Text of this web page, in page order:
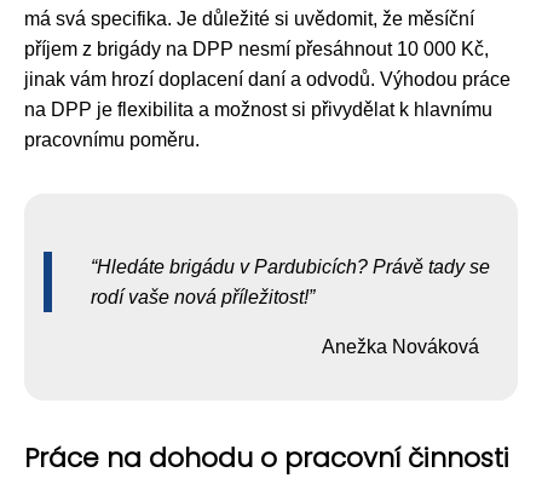
má svá specifika. Je důležité si uvědomit, že měsíční
příjem z brigády na DPP nesmí přesáhnout 10 000 Kč,
jinak vám hrozí doplacení daní a odvodů. Výhodou práce
na DPP je flexibilita a možnost si přivydělat k hlavnímu
pracovnímu poměru.
Hledáte brigádu v Pardubicích? Právě tady se
rodí vaše nová příležitost!
Anežka Nováková
Práce na dohodu o pracovní činnosti